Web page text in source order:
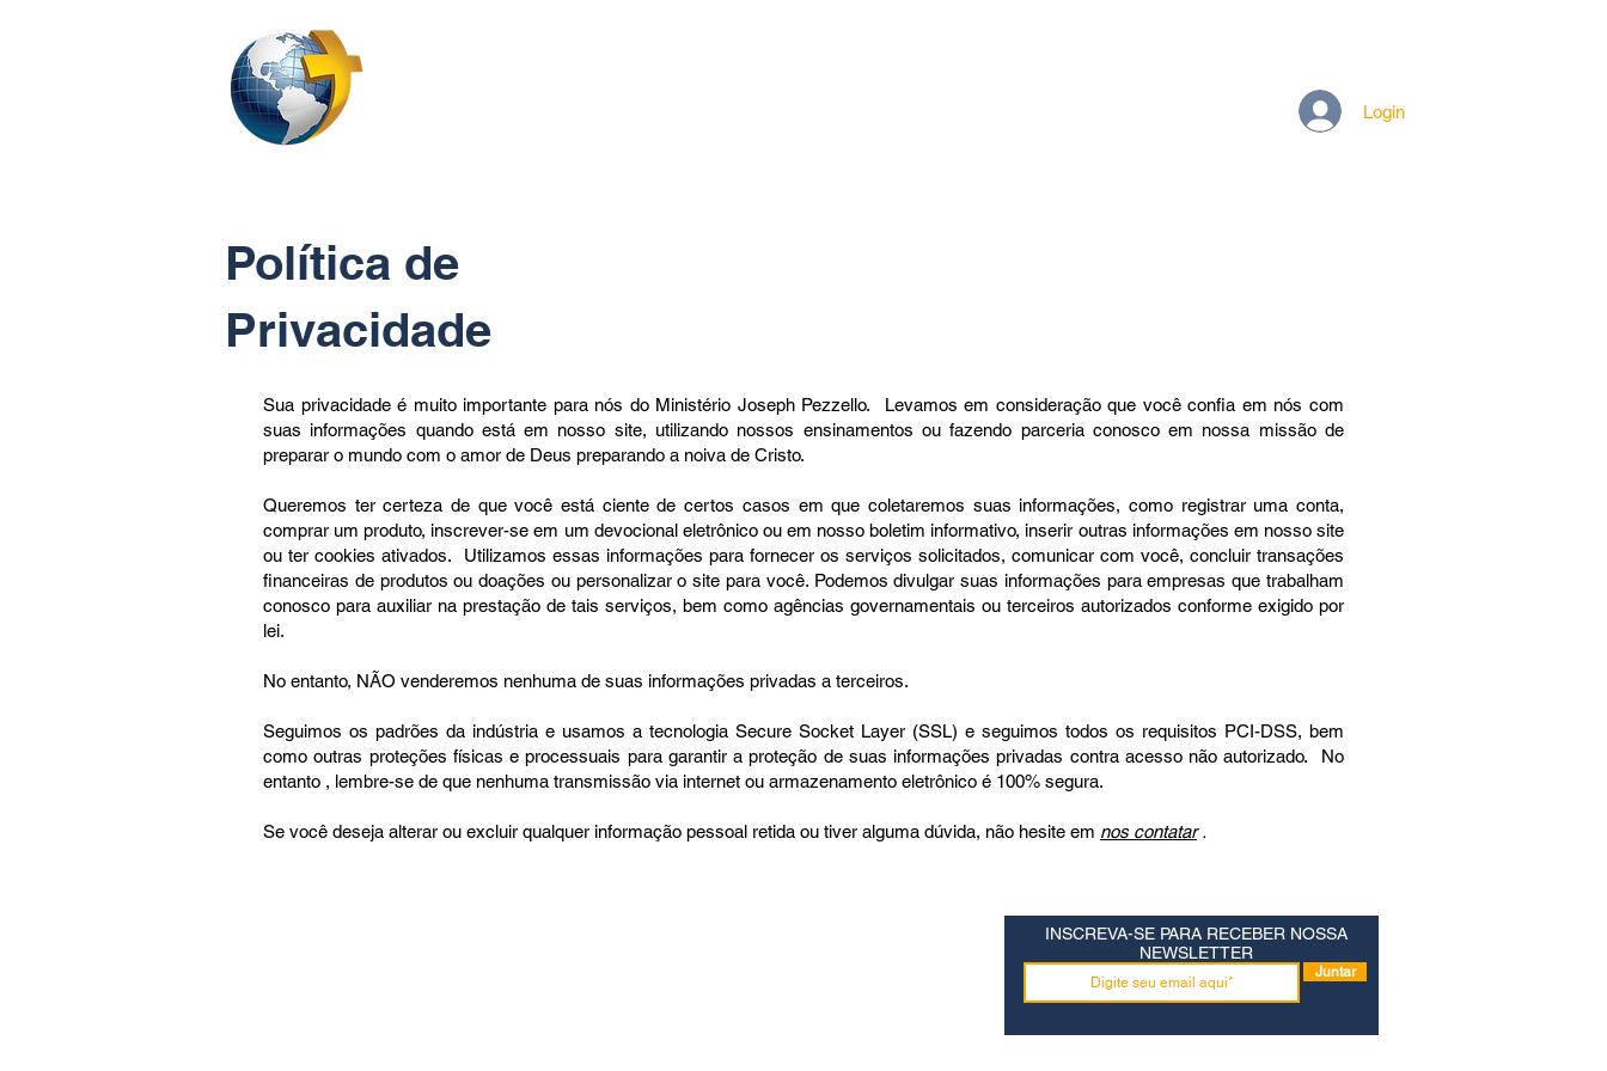
Login
Política de
Privacidade
Sua privacidade é muito importante para nós do Ministério Joseph Pezzello. Levamos em consideração que você confia em nós com
suas informações quando está em nosso site, utilizando nossos ensinamentos ou fazendo parceria conosco em nossa missão de
preparar o mundo com o amor de Deus preparando a noiva de Cristo.
Queremos ter certeza de que você está ciente de certos casos em que coletaremos suas informações, como registrar uma conta,
comprar um produto, inscrever-se em um devocional eletrônico ou em nosso boletim informativo, inserir outras informações em nosso site
ou ter cookies ativados. Utilizamos essas informações para fornecer os serviços solicitados, comunicar com você, concluir transações
financeiras de produtos ou doações ou personalizar o site para você. Podemos divulgar suas informações para empresas que trabalham
conosco para auxiliar na prestação de tais serviços, bem como agências governamentais ou terceiros autorizados conforme exigido por
lei.
No entanto, NÃO venderemos nenhuma de suas informações privadas a terceiros.
Seguimos os padrões da indústria e usamos a tecnologia Secure Socket Layer (SSL) e seguimos todos os requisitos PCI-DSS, bem
como outras proteções físicas e processuais para garantir a proteção de suas informações privadas contra acesso não autorizado. No
entanto , lembre-se de que nenhuma transmissão via internet ou armazenamento eletrônico é 100% segura.
Se você deseja alterar ou excluir qualquer informação pessoal retida ou tiver alguma dúvida, não hesite em nos contatar.
INSCREVA-SE PARA RECEBER NOSSA
NEWSLETTER
Juntar